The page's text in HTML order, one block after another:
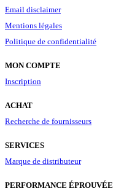
Email disclaimer
Mentions légales
Politique de confidentialité
MON COMPTE
Inscription
ACHAT
Recherche de fournisseurs
SERVICES
Marque de distributeur
PERFORMANCE ÉPROUVÉE